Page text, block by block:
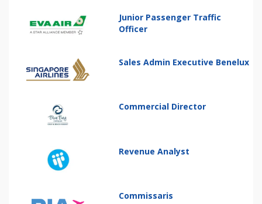
Junior Passenger Traffic
Officer
Sales Admin Executive Benelux
Commercial Director
Revenue Analyst
Commissaris